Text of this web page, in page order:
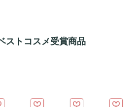
ストコスメ受賞商品